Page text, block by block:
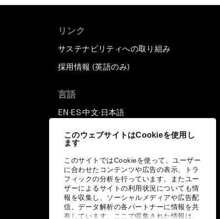
このウェブサイトはCookieを使用し
ます
このサイトではCookieを使って、ユーザー
に合わせたコンテンツや広告の表示、トラ
フィックの分析を行っています。またユー
ザーによるサイトの利用状況についても情
報を収集し、ソーシャルメディアや広告配
信、データ解析の各パートナーに情報を共
有しています。ここで収集された情報は、
リンク
サステナビリティへの取り組み
採用情報 (英語のみ)
言語
EN ▪ ES▪中文▪ 日本語